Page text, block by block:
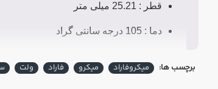
قطر : 25.21 میلی متر
دما : 105 درجه سانتی گراد
برچسب ها: میکروفاراد میکرو فاراد ولت